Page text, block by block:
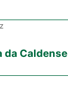
da Caldense